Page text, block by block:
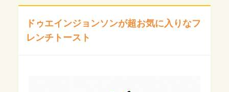
ドゥエインジョンソンが超お気に入りなフ
レンチトースト